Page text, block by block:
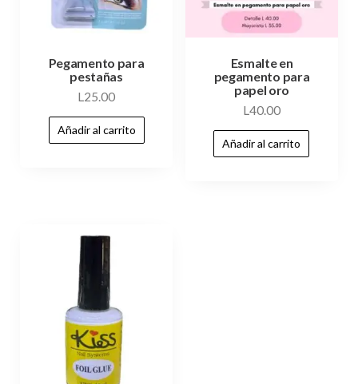
Pegamento para
pestañas
L25.00
Añadir al carrito
Esmalte en
pegamento para
papel oro
L40.00
Añadir al carrito